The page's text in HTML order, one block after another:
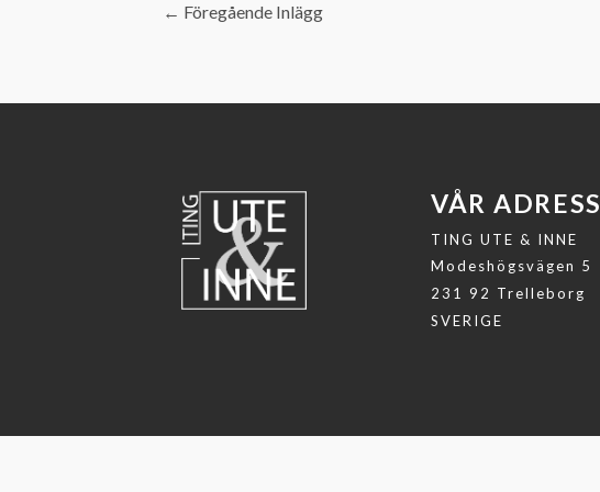
← Föregående Inlägg
VÅR ADRESS
TING UTE & INNE
Modeshögsvägen 5
231 92 Trelleborg
SVERIGE